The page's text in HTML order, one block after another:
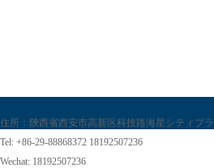
住所：陝西省西安市高新区科技路海星シティプ
Tel: +86-29-88868372 18192507236
Wechat: 18192507236